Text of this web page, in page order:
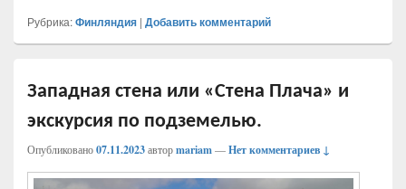
Рубрика:Финляндия | Добавить комментарий
Западная стена или «Стена Плача» и
экскурсия по подземелью.
Опубликовано07.11.2023авторmariam—Нет комментариев ↓